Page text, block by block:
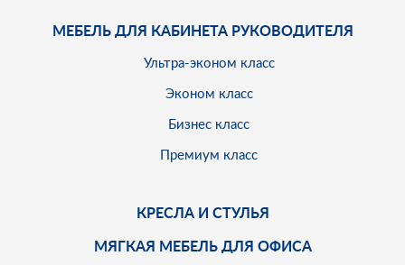
МЕБЕЛЬ ДЛЯ КАБИНЕТА РУКОВОДИТЕЛЯ
Ультра-эконом класс
Эконом класс
Бизнес класс
Премиум класс
КРЕСЛА И СТУЛЬЯ
МЯГКАЯ МЕБЕЛЬ ДЛЯ ОФИСА